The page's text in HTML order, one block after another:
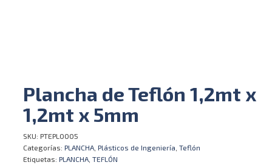
Plancha de Teflón 1,2mt x
1,2mt x 5mm
SKU: PTEPL0005
Categorías: PLANCHA Plásticos de Ingeniería Teflón
Etiquetas: PLANCHA TEFLÓN